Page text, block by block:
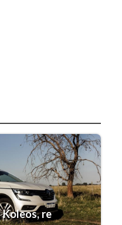
Koleos, re